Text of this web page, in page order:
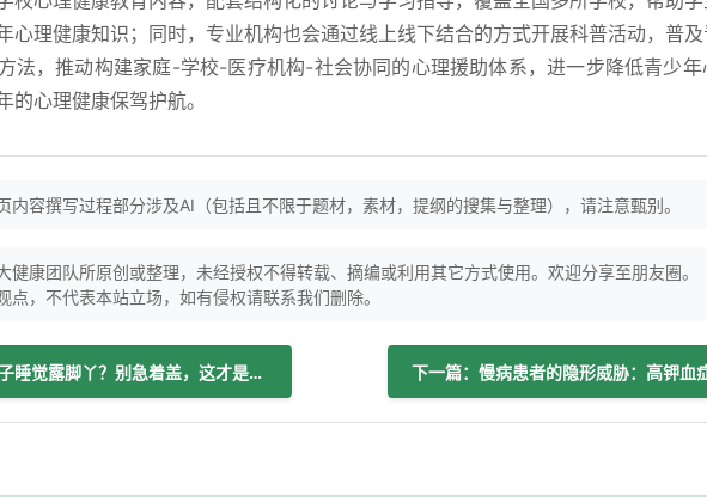
心理健康知识；同时，专业机构也会通过线上线下结合的方式开展科普活动，普
法，推动构建家庭-学校-医疗机构-社会协同的心理援助体系，进一步降低青少年
的心理健康保驾护航。
内容撰写过程部分涉及AI（包括且不限于题材，素材，提纲的搜集与整理），请注意甄别。
健康团队所原创或整理，未经授权不得转载、摘编或利用其它方式使用。欢迎分享至朋友圈。
点，不代表本站立场，如有侵权请联系我们删除。
上一篇：孩子睡觉露脚丫？别急着盖，这才是科学做法